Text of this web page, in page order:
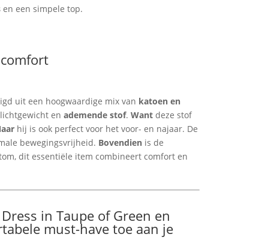
en een simpele top.
uit een hoogwaardige mix van katoen en
en ademende stof. Wantdeze stof
hij is ook perfect voor het voor- en najaar. De
bewegingsvrijheid. Bovendienis de
dit essentiële item combineert comfort en
in Taupe of Green en
must-have toe aan je